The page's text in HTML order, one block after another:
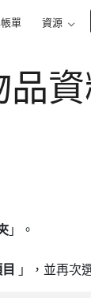
單 資源
」。
」，並再次